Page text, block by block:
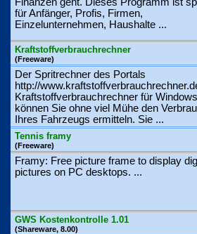
für Anfänger, Profis, Firmen,
Einzelunternehmen, Haushalte ...
Kraftstoffverbrauchrechner
(Freeware)
Der Spritrechner des Portals
http://
Kraftstoffverbrauchrechner für Windows
können Sie ohne viel Mühe den
Ihres Fahrzeugs ermitteln. Sie ...
Tennis framy
(Freeware)
Framy: Free picture frame to display
pictures on PC desktops. ...
GWS Kostenkontrolle 1.01
(Shareware, 8.00)